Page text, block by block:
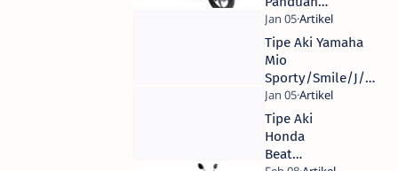
120/150
Dan Tahun
Lengkap
Memilih Aki
Terbaik
untuk Honda
Vario: Tips
Rekomendasi
Tipe Aki Yamaha
Mio
Sporty/Smile/J/M3
Terbaik &
Spesifikasi
Tipe Aki
Honda
Beat